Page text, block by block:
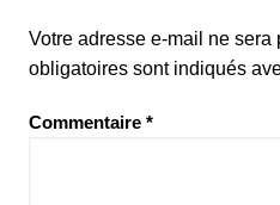
Votre adresse e-mail ne sera
obligatoires sont indiqués
Commentaire *